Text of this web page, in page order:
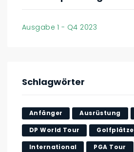
Ausgabe 1 - Q4 2023
Schlagwörter
Anfänger Ausrüstung
DP World Tour Golfplätze
International PGA Tour